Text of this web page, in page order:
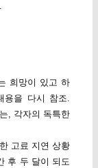
희망이 있고 하
용을 다시 참조.
, 각자의 독특한
고료 지연 상황
후 두 달이 되도